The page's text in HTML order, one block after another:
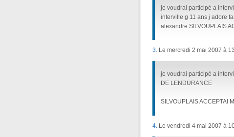
je voudrai participé a
interville g 11 ans j adore
alexandre SILVOUPLAIS
3. Le mercredi 2 mai 2007 à
je voudrai participé a
DE LENDURANCE
SILVOUPLAIS ACCEPTAI
4. Le vendredi 4 mai 2007 à